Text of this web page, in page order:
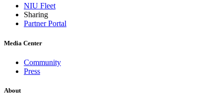
NIU Fleet
Sharing
Partner Portal
Media Center
Community
Press
About